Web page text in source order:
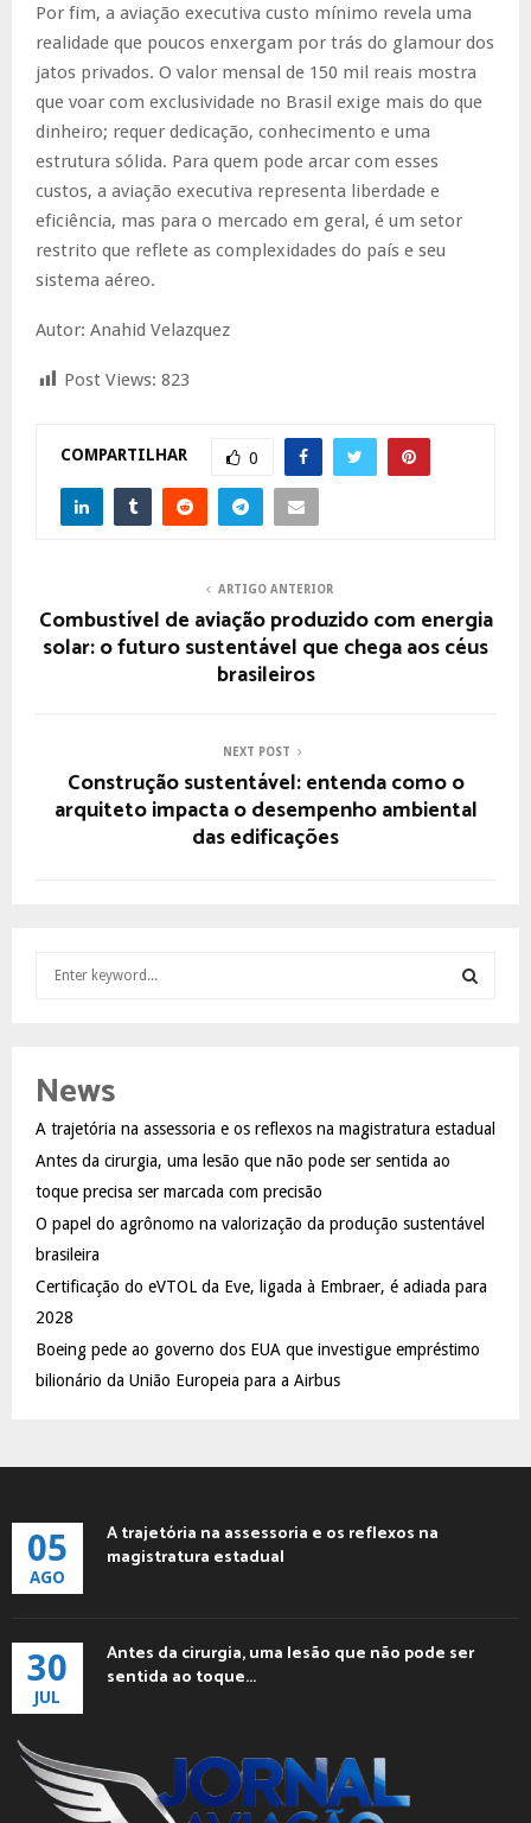
Por fim, a aviação executiva custo mínimo revela uma
realidade que poucos enxergam por trás do glamour dos
jatos privados. O valor mensal de 150 mil reais mostra
que voar com exclusividade no Brasil exige mais do que
dinheiro; requer dedicação, conhecimento e uma
estrutura sólida. Para quem pode arcar com esses
custos, a aviação executiva representa liberdade e
eficiência, mas para o mercado em geral, é um setor
restrito que reflete as complexidades do país e seu
sistema aéreo.
Autor: Anahid Velazquez
Post Views: 823
COMPARTILHAR 0
ARTIGO ANTERIOR
Combustível de aviação produzido com energia
solar: o futuro sustentável que chega aos céus
brasileiros
NEXT POST
Construção sustentável: entenda como o
arquiteto impacta o desempenho ambiental
das edificações
h
o
r
:
A
C
News
A trajetória na assessoria e os reflexos na magistratura estadual
Antes da cirurgia, uma lesão que não pode ser sentida ao
toque precisa ser marcada com precisão
O papel do agrônomo na valorização da produção sustentável
brasileira
Certificação do eVTOL da Eve, ligada à Embraer, é adiada para
2028
Boeing pede ao governo dos EUA que investigue empréstimo
bilionário da União Europeia para a Airbus
05
AGO
A trajetória na assessoria e os reflexos na
magistratura estadual
30
JUL
Antes da cirurgia, uma lesão que não pode ser
sentida ao toque...